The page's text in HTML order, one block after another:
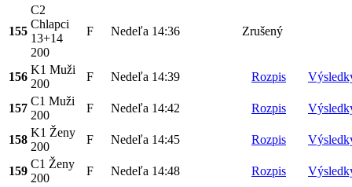
155
C2
Chlapci
13+14
200
F Nedeľa 14:36 Zrušený
156
K1 Muži
200
F Nedeľa 14:39 Rozpis
157
C1 Muži
200
F Nedeľa 14:42 Rozpis
158
K1 Ženy
200
F Nedeľa 14:45 Rozpis
159
C1 Ženy
200
F Nedeľa 14:48 Rozpis